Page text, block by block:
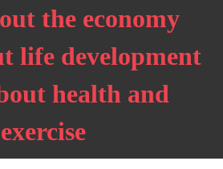
the economy
life development
health and
exercise